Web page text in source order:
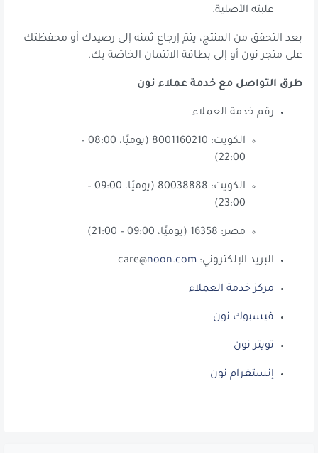
علبته الأصلية.
بعد التحقق من المنتج، يتمّ إرجاع ثمنه إلى رصيدك أو محفظتك
على متجر نون أو إلى بطاقة الائتمان الخاصّة بك.
طرق التواصل مع خدمة عملاء نون
رقم خدمة العملاء
الكويت: 8001160210 (يوميًا، 08:00 –
22:00)
الكويت: 80038888 (يوميًا، 09:00 –
23:00)
مصر: 16358 (يوميًا، 09:00 – 21:00)
البريد الإلكتروني: care@noon.com
مركز خدمة العملاء
فيسبوك نون
تويتر نون
إنستغرام نون